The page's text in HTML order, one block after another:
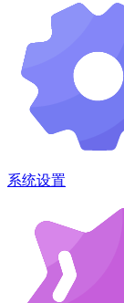
系统设置